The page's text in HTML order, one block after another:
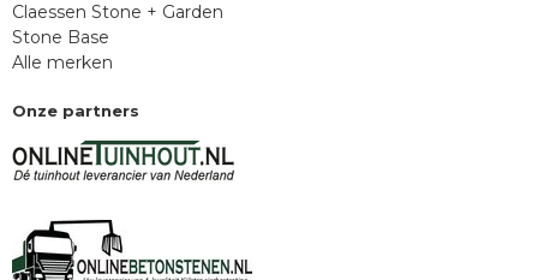
Claessen Stone + Garden
Stone Base
Alle merken
Onze partners